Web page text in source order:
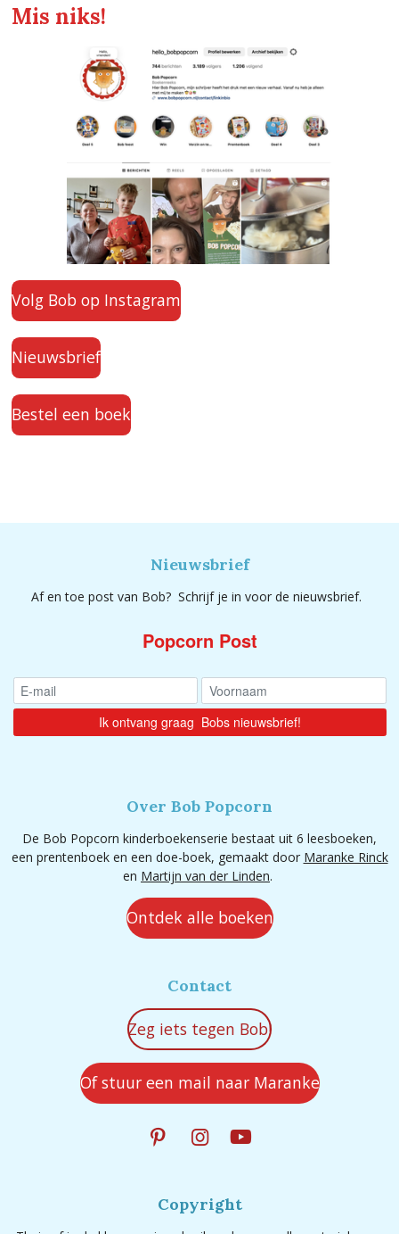
Mis niks!
Volg Bob op Instagram
Nieuwsbrief
Bestel een boek
Nieuwsbrief
Af en toe post van Bob? Schrijf je in voor de nieuwsbrief.
Popcorn Post
Over Bob Popcorn
De Bob Popcorn kinderboekenserie bestaat uit 6 leesboeken,
een prentenboek en een doe-boek, gemaakt door Maranke Rinck
en Martijn van der Linden.
Ontdek alle boeken
Contact
Zeg iets tegen Bob!
Of stuur een mail naar Maranke
P
t
I
t
Y
T
Copyright